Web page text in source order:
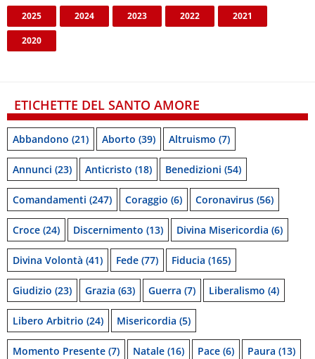
2025 2024 2023 2022 2021
2020
ETICHETTE DEL SANTO AMORE
Abbandono (21) Aborto (39) Altruismo (7)
Annunci (23) Anticristo (18) Benedizioni (54)
Comandamenti (247) Coraggio (6) Coronavirus (56)
Croce (24) Discernimento (13) Divina Misericordia (6)
Divina Volontà (41) Fede (77) Fiducia (165)
Giudizio (23) Grazia (63) Guerra (7) Liberalismo (4)
Libero Arbitrio (24) Misericordia (5)
Momento Presente (7) Natale (16) Pace (6) Paura (13)